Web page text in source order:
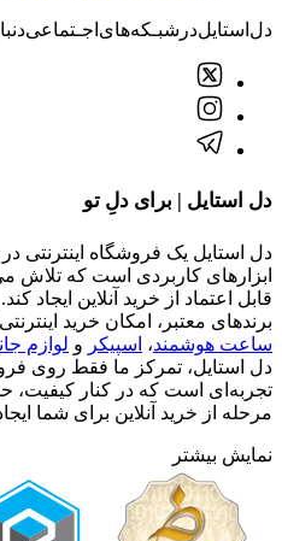
دل استایل | برای دلِ تو
دل استایل یک فروشگاه اینترنتی
ابزارهای کاربردی است که تلاش
قابل اعتماد از خرید آنلاین ایجاد
برندهای معتبر، امکان خرید اینترنتی
ساعت هوشمند، اسپیکر و لوازم
دل استایل، تمرکز ما فقط روی
تجربه‌ای است که در کنار کیفیت،
مرحله از خرید آنلاین برای شما
نمایش بیشتر